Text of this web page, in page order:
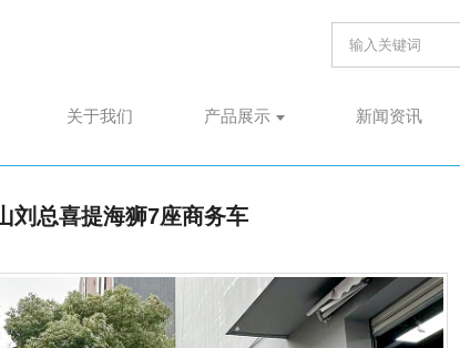
关于我们 产品展示 新闻资讯
刘总喜提海狮7座商务车